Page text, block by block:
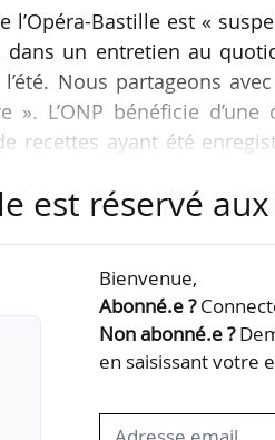
Bastille est «
dans un entretien au
Nous partageons avec
L’ONP bénéficie d’une
recettes ayant été
en juillet 2020, par
est réservé
Bienvenue,
Abonné.e ?
Non abonné.e ?
en saisissant votre